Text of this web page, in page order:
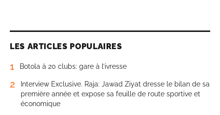
LES ARTICLES POPULAIRES
1 Botola à 20 clubs: gare à l’ivresse
2
Interview Exclusive. Raja: Jawad Ziyat dresse le bilan de sa
première année et expose sa feuille de route sportive et
économique